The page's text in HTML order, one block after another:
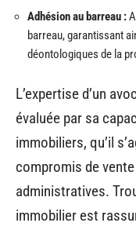
Adhésion au barreau :
barreau, garantissant
déontologiques de la
L’expertise d’un
évaluée par sa
immobiliers, qu’il
compromis de
administratives.
immobilier est